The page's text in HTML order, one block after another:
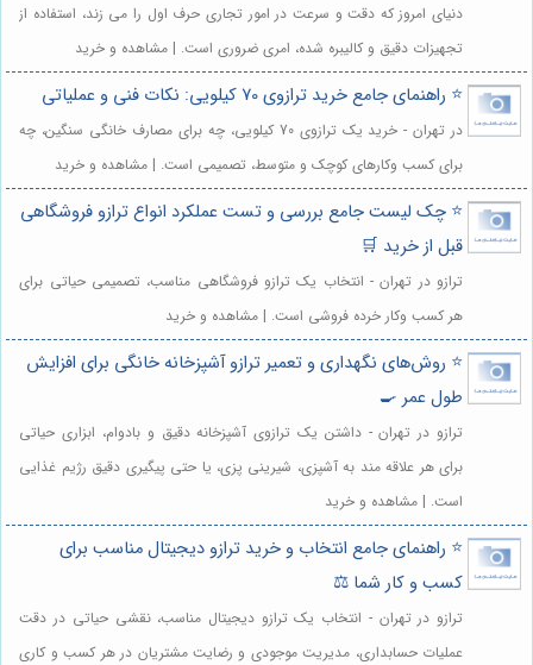
دنیای امروز که دقت و سرعت در امور تجاری حرف اول را می زند، استفاده از
تجهیزات دقیق و کالیبره شده، امری ضروری است. | مشاهده و خرید
⭐️ راهنمای جامع خرید ترازوی 70 کیلویی: نکات فنی و عملیاتی
در تهران - خرید یک ترازوی 70 کیلویی، چه برای مصارف خانگی سنگین، چه
برای کسب وکارهای کوچک و متوسط، تصمیمی است. | مشاهده و خرید
⭐️ چک لیست جامع بررسی و تست عملکرد انواع ترازو فروشگاهی
قبل از خرید 🛒
ترازو در تهران - انتخاب یک ترازو فروشگاهی مناسب، تصمیمی حیاتی برای
هر کسب وکار خرده فروشی است. | مشاهده و خرید
⭐️ روش‌های نگهداری و تعمیر ترازو آشپزخانه خانگی برای افزایش
طول عمر 🍳
ترازو در تهران - داشتن یک ترازوی آشپزخانه دقیق و بادوام، ابزاری حیاتی
برای هر علاقه مند به آشپزی، شیرینی پزی، یا حتی پیگیری دقیق رژیم غذایی
است. | مشاهده و خرید
⭐️ راهنمای جامع انتخاب و خرید ترازو دیجیتال مناسب برای
کسب و کار شما ⚖️
ترازو در تهران - انتخاب یک ترازو دیجیتال مناسب، نقشی حیاتی در دقت
عملیات حسابداری، مدیریت موجودی و رضایت مشتریان در هر کسب و کاری